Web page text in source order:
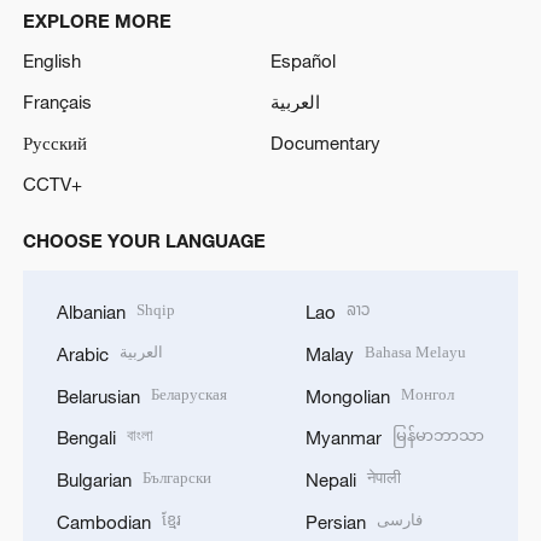
EXPLORE MORE
English
Español
Français
العربية
Русский
Documentary
CCTV+
CHOOSE YOUR LANGUAGE
Albanian Shqip
Arabic العربية
Belarusian Беларуская
Bengali বাংলা
Bulgarian Български
Cambodian ខ្មែរ
Lao ລາວ
Malay Bahasa Melayu
Mongolian Монгол
Myanmar မြန်မာဘာသာ
Nepali नेपाली
Persian فارسی